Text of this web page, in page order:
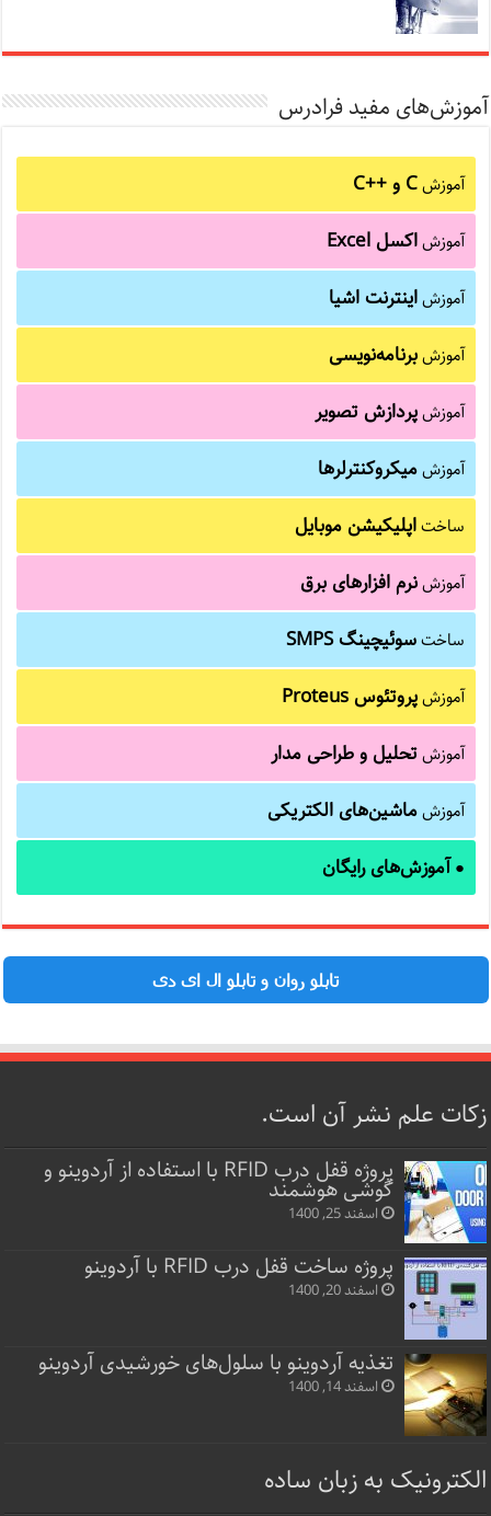
آموزش‌های مفید فرادرس
آموزشC و C++‎
آموزشاکسل Excel
آموزشاینترنت اشیا
آموزشبرنامه‌نویسی
آموزشپردازش تصویر
آموزشمیکروکنترلرها
ساختاپلیکیشن موبایل
آموزشنرم افزارهای برق
ساختسوئیچینگ SMPS
آموزشپروتئوس Proteus
آموزشتحلیل و طراحی مدار
آموزشماشین‌های الکتریکی
● آموزش‌های رایگان
تابلو روان و تابلو ال ای دی
زکات علم نشر آن است.
پروژه قفل‌ درب RFID با استفاده از آردوینو و
گوشی هوشمند
اسفند 25, 1400
پروژه ساخت قفل‌ درب RFID با آردوینو
اسفند 20, 1400
تغذیه آردوینو با سلول‌های خورشیدی آردوینو
اسفند 14, 1400
الکترونیک به زبان ساده